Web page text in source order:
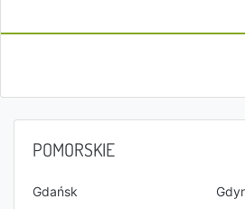
POMORSKIE
Gdańsk